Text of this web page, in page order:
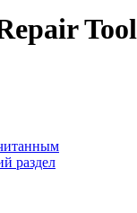
Tool
раздел